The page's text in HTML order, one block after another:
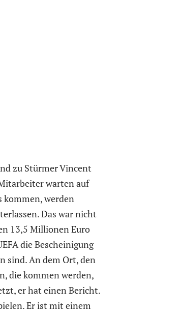
zu Stürmer Vincent
warten auf
kommen, werden
Das war nicht
13,5 Millionen Euro
die Bescheinigung
sind. An dem Ort, den
die kommen werden,
er hat einen Bericht.
Er ist mit einem